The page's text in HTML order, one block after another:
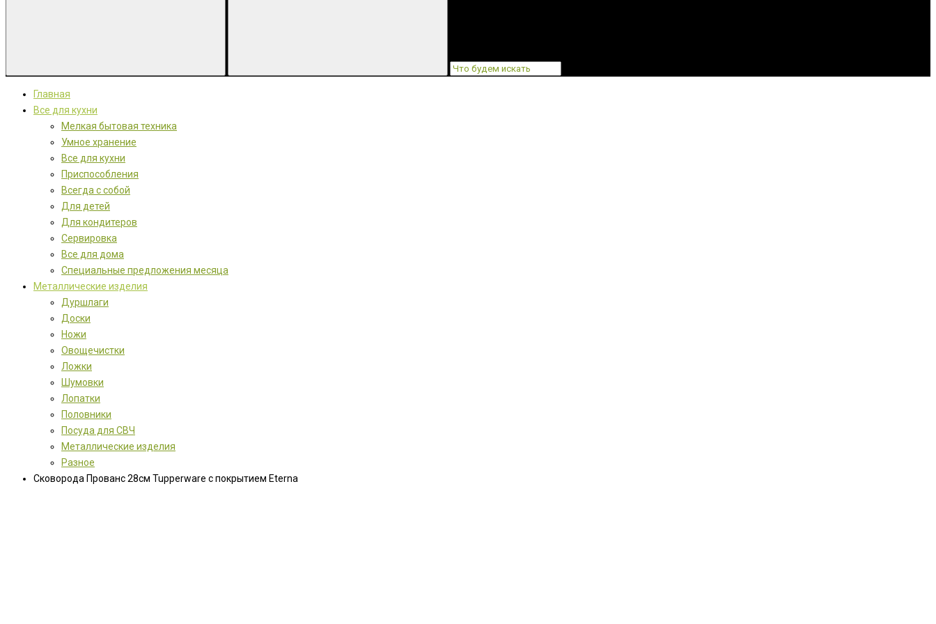
Главная
Все для кухни
Мелкая бытовая техника
Умное хранение
Все для кухни
Приспособления
Всегда с собой
Для детей
Для кондитеров
Сервировка
Все для дома
Специальные предложения месяца
Металлические изделия
Дуршлаги
Доски
Ножи
Овощечистки
Ложки
Шумовки
Лопатки
Половники
Посуда для СВЧ
Металлические изделия
Разное
Сковорода Прованс 28см Tupperware с покрытием Eterna